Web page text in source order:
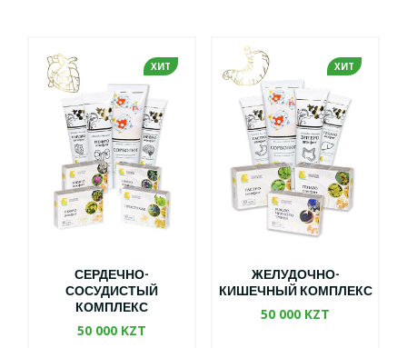
ХИТ
СЕРДЕЧНО-
СОСУДИСТЫЙ
КОМПЛЕКС
50 000 KZT
ХИТ
ЖЕЛУДОЧНО-
КИШЕЧНЫЙ КОМПЛЕКС
50 000 KZT